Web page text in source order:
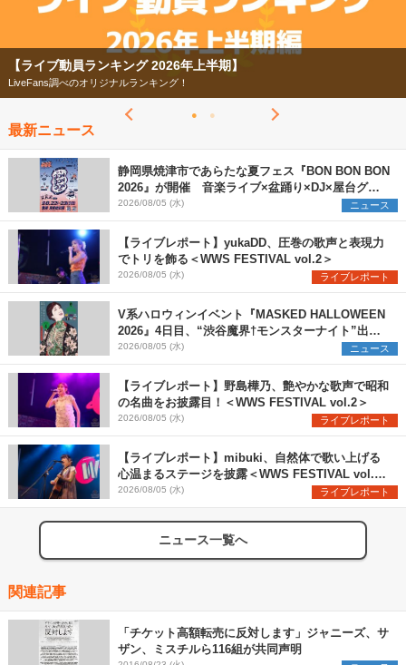
【ライブ動員ランキング 2026年上半期】
LiveFans調べのオリジナルランキング！
最新ニュース
静岡県焼津市であらたな夏フェス『BON BON BON
2026』が開催 音楽ライブ×盆踊り×DJ×屋台グル
メ×ランタンナイトで彩る2日間
2026/08/05 (水) ニュース
【ライブレポート】yukaDD、圧巻の歌声と表現力
でトリを飾る＜WWS FESTIVAL vol.2＞
2026/08/05 (水) ライブレポート
V系ハロウィンイベント『MASKED HALLOWEEN
2026』4日目、“渋谷魔界†モンスターナイト”出演6
組を発表
2026/08/05 (水) ニュース
【ライブレポート】野島樺乃、艶やかな歌声で昭和
の名曲をお披露目！＜WWS FESTIVAL vol.2＞
2026/08/05 (水) ライブレポート
【ライブレポート】mibuki、自然体で歌い上げる
心温まるステージを披露＜WWS FESTIVAL vol.2
＞
2026/08/05 (水) ライブレポート
ニュース一覧へ
関連記事
「チケット高額転売に反対します」ジャニーズ、サ
ザン、ミスチルら116組が共同声明